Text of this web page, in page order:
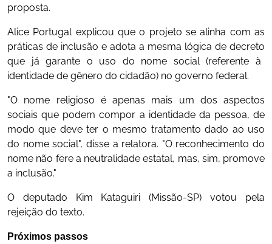
proposta.
Alice Portugal explicou que o projeto se alinha com as
práticas de inclusão e adota a mesma lógica de decreto
que já garante o uso do nome social (referente à
identidade de gênero do cidadão) no governo federal.
"O nome religioso é apenas mais um dos aspectos
sociais que podem compor a identidade da pessoa, de
modo que deve ter o mesmo tratamento dado ao uso
do nome social", disse a relatora. "O reconhecimento do
nome não fere a neutralidade estatal, mas, sim, promove
a inclusão."
O deputado Kim Kataguiri (Missão-SP) votou pela
rejeição do texto.
Próximos passos